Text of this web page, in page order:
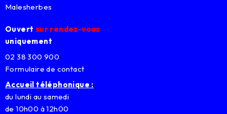
Malesherbes
Ouvert sur rendez-vous
uniquement
02 38 300 900
Formulaire de contact
Accueil téléphonique :
du lundi au samedi
de 10h00 à 12h00